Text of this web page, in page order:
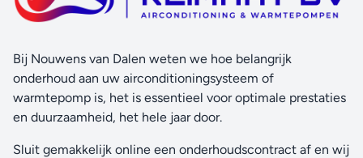
Econo-modus
Verlaagt het stroomverbruik, zodat andere toestellen met
functie is ook energiezuinig.
Nachtmodus
Spaart energie door overmatige afkoeling of opwarming
Bij Nouwens van Dalen weten we hoe belangrijk
onderhoud aan uw airconditioningsysteem of
warmtepomp is, het is essentieel voor optimale prestaties
en duurzaamheid, het hele jaar door.
Sluit gemakkelijk online een onderhoudscontract af en wij